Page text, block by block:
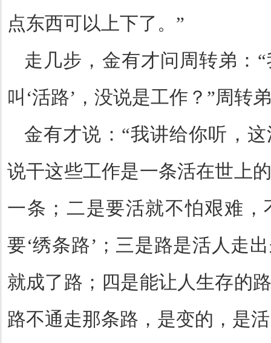
点东西可以上下了。 ”
走几步，金有才问周转弟： “
叫 ‘活路’ ，没说是工作？ ”周转
金有才说： “我讲给你听，
说干这些工作是一条活在世上
一条；二是要活就不怕艰难
要‘绣条路’ ；三是路是活人走
就成了路；四是能让人生存的
路不通走那条路，是变的，是